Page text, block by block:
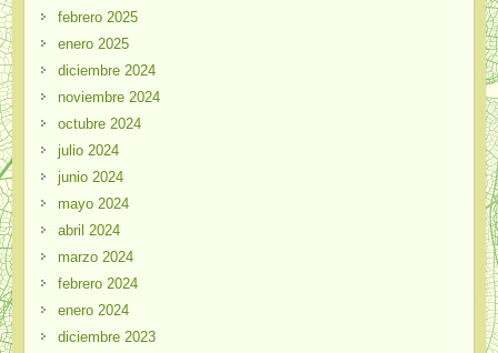
febrero 2025
enero 2025
diciembre 2024
noviembre 2024
octubre 2024
julio 2024
junio 2024
mayo 2024
abril 2024
marzo 2024
febrero 2024
enero 2024
diciembre 2023